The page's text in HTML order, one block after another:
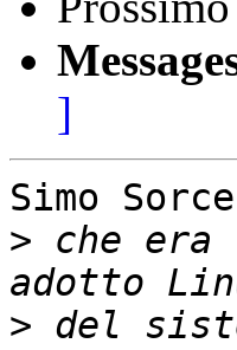
]
Simo
> che era
> del